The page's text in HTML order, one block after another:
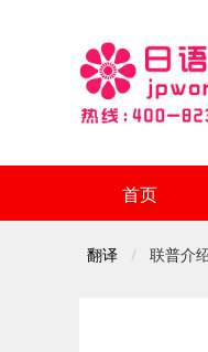
首页
翻译 联普介